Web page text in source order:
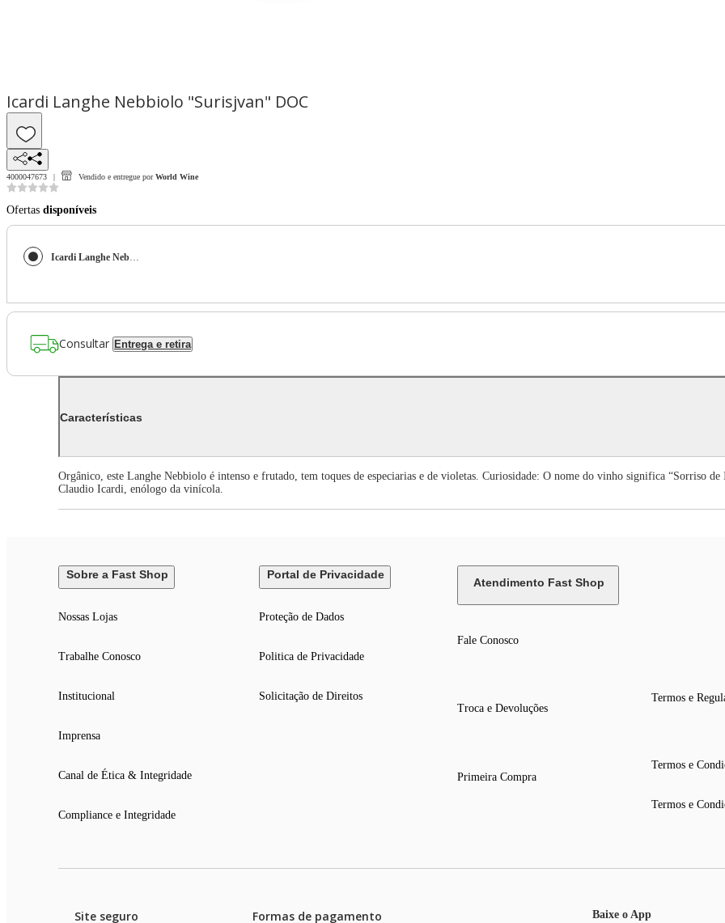
Icardi Langhe Nebbiolo "Surisjvan" DOC
4000047673 Vendido e entregue por World Wine
Ofertas disponíveis
Icardi Langhe Nebbiolo "Surisjvan" DOC
Consultar Entrega e retira
Características
Orgânico, este Langhe Nebbiolo é intenso e frutado, tem toques de especiarias e de violetas. Curiosidade: O nome do vinho significa “Sorriso
Claudio Icardi, enólogo da vinícola.
Sobre a Fast Shop
Nossas Lojas
Trabalhe Conosco
Institucional
Imprensa
Canal de Ética & Integridade
Compliance e Integridade
Portal de Privacidade
Proteção de Dados
Politica de Privacidade
Solicitação de Direitos
Atendimento Fast Shop
Fale Conosco
Troca e Devoluções
Primeira Compra
Termos e
Termos e
Termos e
Site seguro Formas de pagamento Baixe o App